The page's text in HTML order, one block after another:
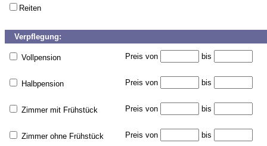
Reiten
Verpflegung:
Vollpension Preis von bis
Halbpension Preis von bis
Zimmer mit Frühstück Preis von bis
Zimmer ohne Frühstück Preis von bis